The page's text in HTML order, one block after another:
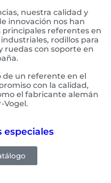
nuestra calidad y
innovación nos han
referentes en
rodillos para
ruedas con soporte en
de un referente en el
con la calidad,
el fabricante alemán
Vogel.
especiales